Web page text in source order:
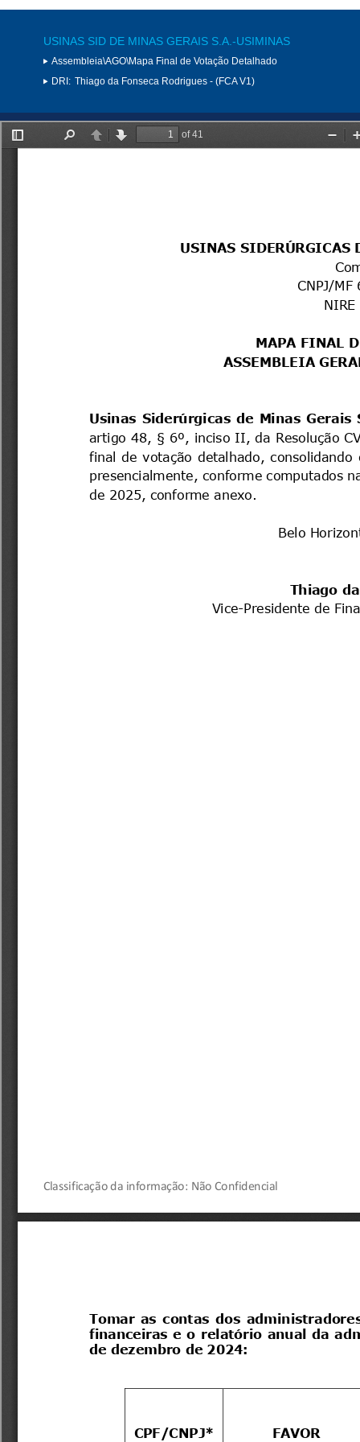
USINAS SID DE MINAS GERAIS S.A.-USIMINAS
Assembleia\AGO\Mapa Final de Votação Detalhado
DRI: Thiago da Fonseca Rodrigues - (FCA V1)